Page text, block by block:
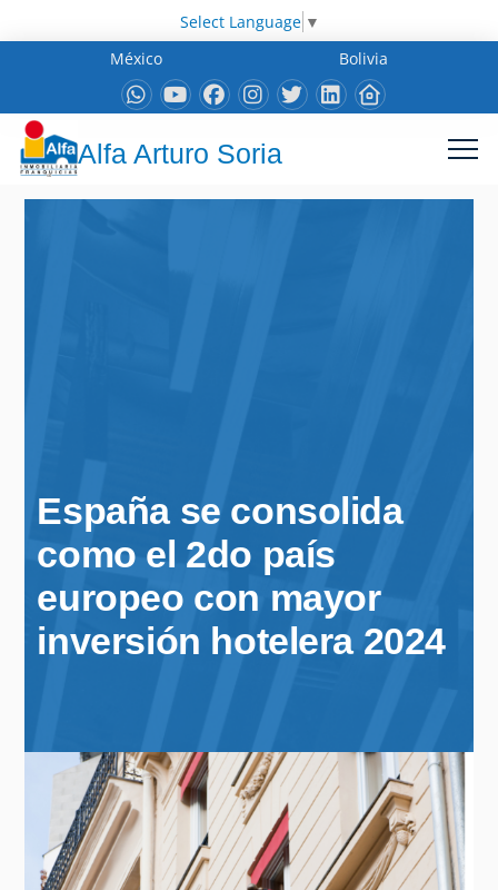
Select Language ▼
México
Bolivia
Alfa Arturo Soria
España se consolida
como el 2do país
europeo con mayor
inversión hotelera 2024